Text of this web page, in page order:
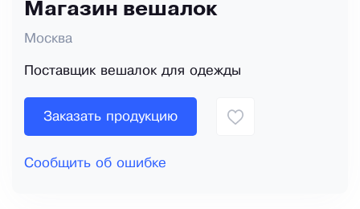
Магазин вешалок
Москва
Поставщик вешалок для одежды
Заказать продукцию
Сообщить об ошибке